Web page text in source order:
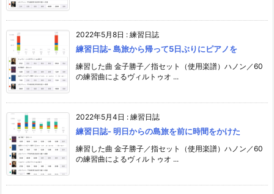
2022年5月8日 : 練習日誌
練習日誌- 島旅から帰って5日ぶりにピアノを
練習した曲 金子勝子／指セット（使用楽譜）ハノン／60
の練習曲によるヴィルトゥオ ...
2022年5月4日 : 練習日誌
練習日誌- 明日からの島旅を前に時間をかけた
練習した曲 金子勝子／指セット（使用楽譜）ハノン／60
の練習曲によるヴィルトゥオ ...